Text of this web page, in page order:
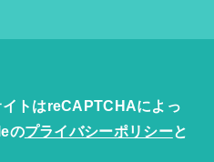
トはreCAPTCHAによっ
のプライバシーポリシーと